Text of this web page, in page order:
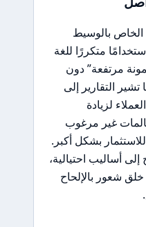
الخاص بالوسيط
متكررًا للغة
مرتفعة” دون
التقارير إلى
لزيادة
غير مرغوب
بشكل أكبر.
أساليب احتيالية،
شعور بالإلحاح